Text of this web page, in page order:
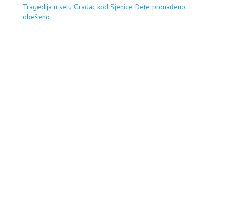
Tragedija u selu Gradac kod Sjenice: Dete pronađeno
obešeno